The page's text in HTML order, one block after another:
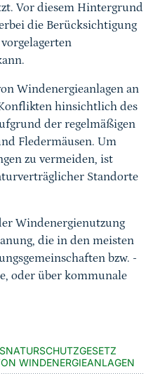
Vor diesem Hintergrund
die Berücksichtigung
Windenergieanlagen an
hinsichtlich des
der regelmäßigen
Fledermäusen. Um
zu vermeiden, ist
Standorte
Windenergienutzung
die in den meisten
bzw. -
oder über kommunale
WINDENERGIEANLAGEN